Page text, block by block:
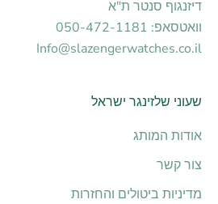
דיזנגוף סנטר ת"א
וואטסאפ: 050-472-1181
Info@slazengerwatches.co.il
שעוני שלזינגר ישראל
אודות המותג
צור קשר
מדיניות ביטולים והחזרות